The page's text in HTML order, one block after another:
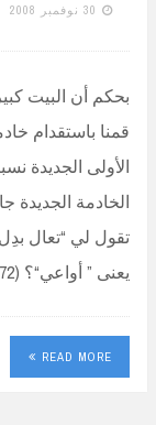
30 نوفمبر 2008
بحكم أن البيت
قمنا باستقدام
الأولى الجديدة
الخادمة الجديدة
تقول لي “تعال
يعنى ” أواعي“؟ (4072)
READ MORE